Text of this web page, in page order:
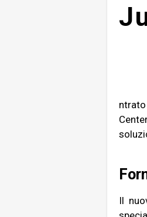
Il